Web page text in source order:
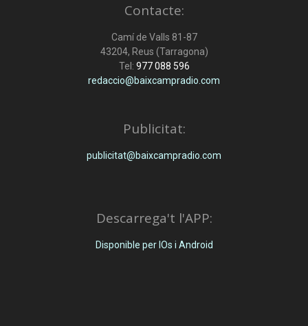
Contacte:
Camí de Valls 81-87
43204, Reus (Tarragona)
Tel: 977 088 596
redaccio@baixcampradio.com
Publicitat:
publicitat@baixcampradio.com
Descarrega't l'APP:
Disponible per IOs i Android